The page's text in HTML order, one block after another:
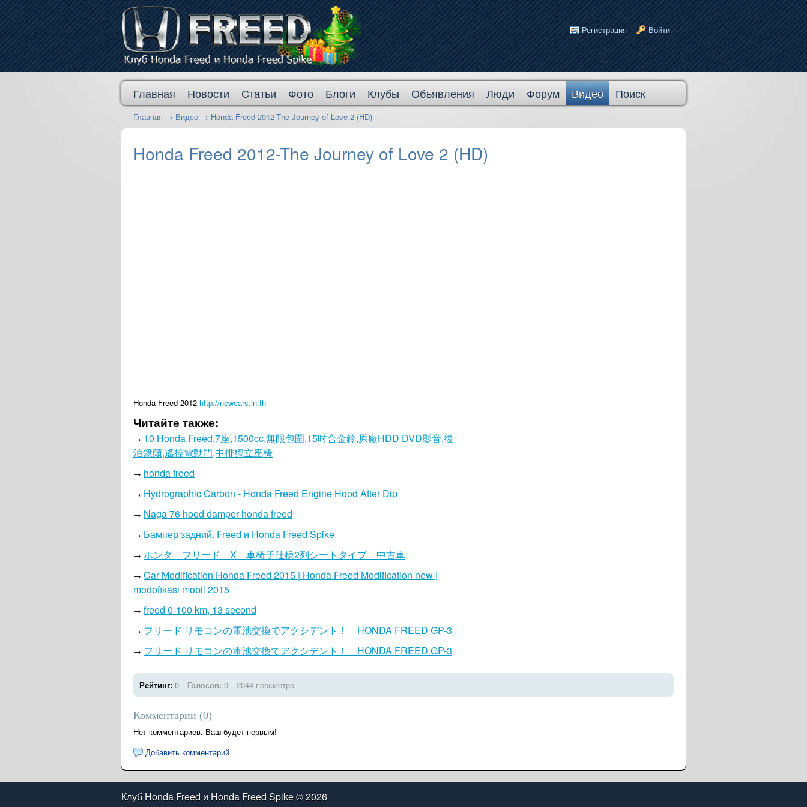
Регистрация Войти
Главная Новости Статьи Фото Блоги Клубы Объявления Люди Форум Видео Поиск
Главная → Видео → Honda Freed 2012-The Journey of Love 2 (HD)
Honda Freed 2012-The Journey of Love 2 (HD)
Honda Freed 2012 http://newcars.in.th
Читайте также:
→ 10 Honda Freed,7座,1500cc,無限包圍,15吋合金鈴,原廠HDD DVD影音,後
泊鏡頭,遙控電動門,中排獨立座椅
→ honda freed
→ Hydrographic Carbon - Honda Freed Engine Hood After Dip
→ Naga 76 hood damper honda freed
→ Бампер задний. Freed и Honda Freed Spike
→ ホンダ フリード X 車椅子仕様2列シートタイプ 中古車
→ Car Modification Honda Freed 2015 | Honda Freed Modification new |
modofikasi mobil 2015
→ freed 0-100 km, 13 second
→ フリード リモコンの電池交換でアクシデント！ HONDA FREED GP-3
→ フリード リモコンの電池交換でアクシデント！ HONDA FREED GP-3
Рейтинг: 0 Голосов: 0 2044 просмотра
Комментарии (0)
Нет комментариев. Ваш будет первым!
Добавить комментарий
Клуб Honda Freed и Honda Freed Spike© 2026